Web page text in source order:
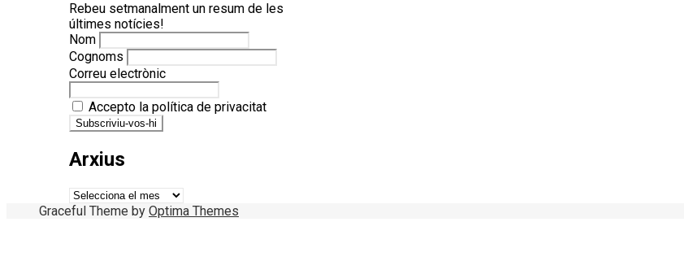
Rebeu setmanalment un resum de les
últimes notícies!
Nom
Cognoms
Correu electrònic
Accepto la política de privacitat
Arxius
Arxius
Graceful Theme by Optima Themes